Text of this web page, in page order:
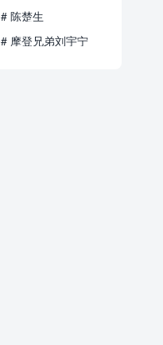
# 陈楚生
# 摩登兄弟刘宇宁